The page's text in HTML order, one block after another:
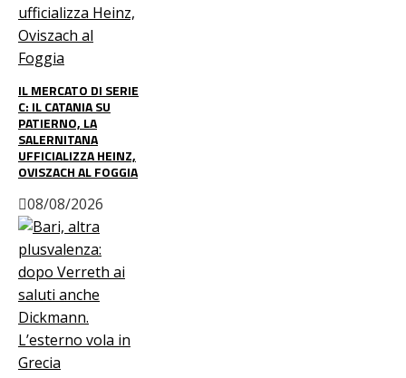
IL MERCATO DI SERIE
C: IL CATANIA SU
PATIERNO, LA
SALERNITANA
UFFICIALIZZA HEINZ,
OVISZACH AL FOGGIA
08/08/2026